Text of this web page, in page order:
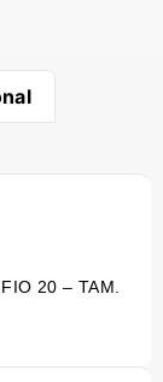
20 – TAM.